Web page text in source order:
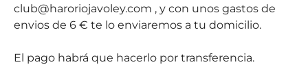
club@haroriojavoley.com , y con unos gastos de
envios de 6 € te lo enviaremos a tu domicilio.
El pago habrá que hacerlo por transferencia.